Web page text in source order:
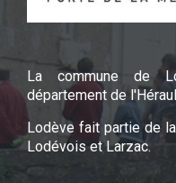
La commune de
département de
Lodève fait partie de
Lodévois et Larzac.